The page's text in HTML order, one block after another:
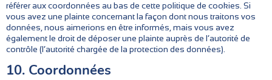
référer aux coordonnées au bas de cette politique de cookies. Si
vous avez une plainte concernant la façon dont nous traitons vos
données, nous aimerions en être informés, mais vous avez
également le droit de déposer une plainte auprès de l’autorité de
contrôle (l’autorité chargée de la protection des données).
10. Coordonnées